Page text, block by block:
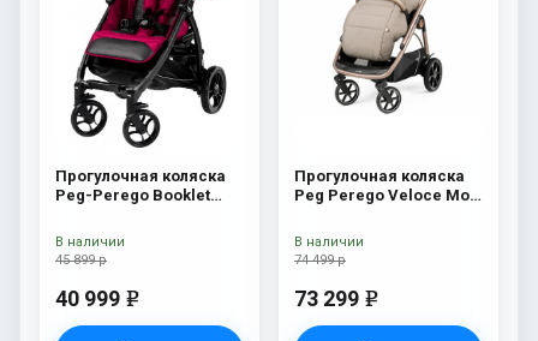
Прогулочная коляска
Peg-Perego Booklet
45 899 р
40 999 e
В наличии
Прогулочная коляска
Peg Perego Veloce Mon
74 499 р
73 299 e
В наличии